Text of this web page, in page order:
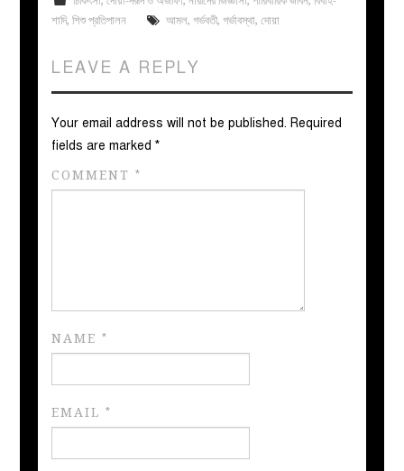
শাদি,শিশু প্রতিপালন আমল, গর্ভবতী, গর্ভাবস্থা, দোয়া
LEAVE A REPLY
Your email address will not be published. Required
fields are marked*
COMMENT*
NAME*
EMAIL*